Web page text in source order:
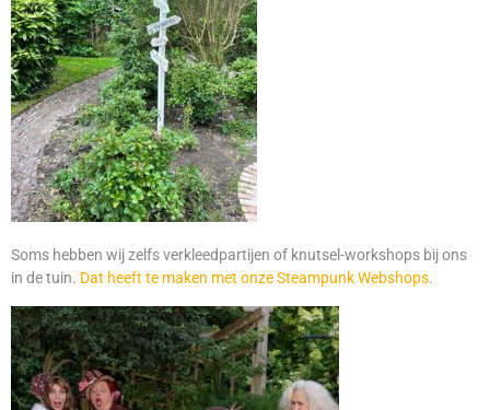
Soms hebben wij zelfs verkleedpartijen of knutsel-workshops bij ons
in de tuin. Dat heeft te maken met onze Steampunk Webshops.